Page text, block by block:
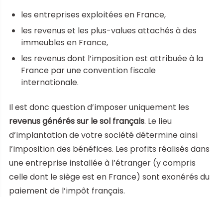
les entreprises exploitées en France,
les revenus et les plus-values attachés à des
immeubles en France,
les revenus dont l’imposition est attribuée à la
France par une convention fiscale
internationale.
Il est donc question d’imposer uniquement les
revenus générés sur le sol français. Le lieu
d’implantation de votre société détermine ainsi
l’imposition des bénéfices. Les profits réalisés dans
une entreprise installée à l’étranger (y compris
celle dont le siège est en France) sont exonérés du
paiement de l’impôt français.